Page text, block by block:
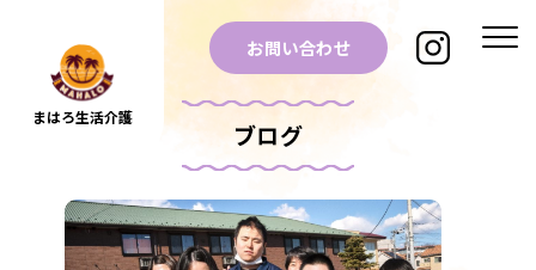
まはろ生活介護
お問い合わせ
ブログ